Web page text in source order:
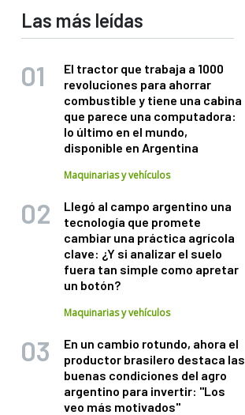
Las más leídas
El tractor que trabaja a 1000
revoluciones para ahorrar
combustible y tiene una cabina
que parece una computadora:
lo último en el mundo,
disponible en Argentina
Maquinarias y vehículos
Llegó al campo argentino una
tecnología que promete
cambiar una práctica agrícola
clave: ¿Y si analizar el suelo
fuera tan simple como apretar
un botón?
Maquinarias y vehículos
En un cambio rotundo, ahora el
productor brasilero destaca las
buenas condiciones del agro
argentino para invertir: "Los
veo más motivados"